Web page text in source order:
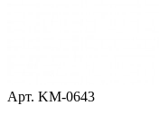
Арт. KM-0643